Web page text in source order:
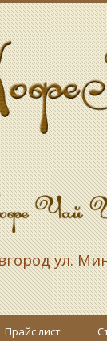
ул.
Прайс лист